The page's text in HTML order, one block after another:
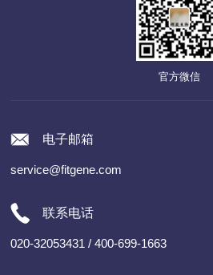
官方微信
电子邮箱
service@fitgene.com
联系电话
020-32053431 / 400-699-1663